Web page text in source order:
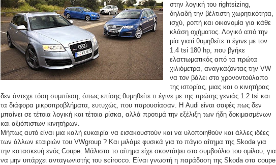
στην λογική του rightsizing,
δηλαδήτην βέλτιστη χωρητικότητα,
ισχύ, ροπή και οικονομία για κάθε
κλάση οχήματος. Λογικό από την
μία γιατί θυμηθείτε τι έγινε με τον
1.4 tsi 180 hp, που βγήκε
ελαττωματικός από τα πρώτα
χιλιόμετρα, αναγκάζοντας την VW
να τον βάλει στο χρονοντούλαπο
της ιστορίας, μιας και ο κινητήρας
δεν άντεχε τόση συμπίεση, όπως επίσης θυμηθείτε τι έγινε με της πρώτης γενιάς 1.2 tsi και
τα διάφορα μικροπροβλήματα, ευτυχώς, που παρουσίασαν. Η Audi είναι σαφές πως δεν
μπαίνει σε τέτοια λογική και τέτοια ρίσκα, αλλά προτιμά την εξέλιξη των ήδη δοκιμασμένων
και αξιόπιστων κινητήρων.
Μήπως αυτό είναι μια καλή ευκαιρία να εισακουστούν και να υλοποιηθούν και άλλες ιδέες
των άλλων εταιριών του VWgroup ? Και μιλάμε φυσικά για το πάγιο αίτημα της Skoda για
την κατασκευή ενός Coupe. Μάλιστα το αίτημα είχε σκοντάψει στο συμβούλιο του ομίλου, για
να μην υπάρχει ανταγωνιστής του scirocco. Είναι γνωστή η παράδοση της Skoda στα coupe